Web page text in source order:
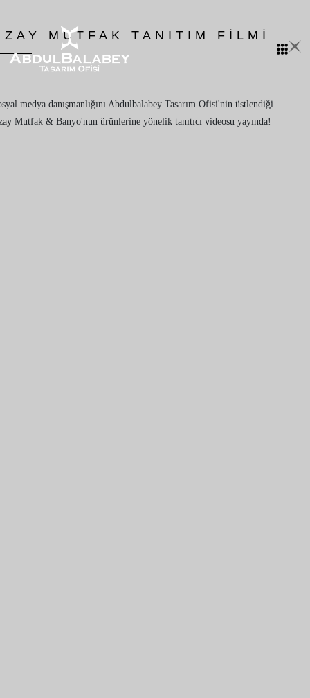
MUTFAK TANITIM FİLMİ
medya danışmanlığını Abdulbalabey Tasarım Ofisi'nin üstlendiği
Mutfak & Banyo'nun ürünlerine yönelik tanıtıcı videosu yayında!